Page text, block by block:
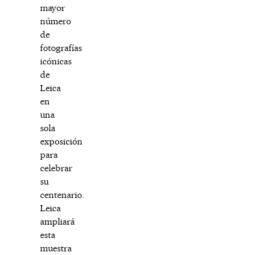
mayor
número
de
fotografías
icónicas
de
Leica
en
una
sola
exposición
para
celebrar
su
centenario.
Leica
ampliará
esta
muestra